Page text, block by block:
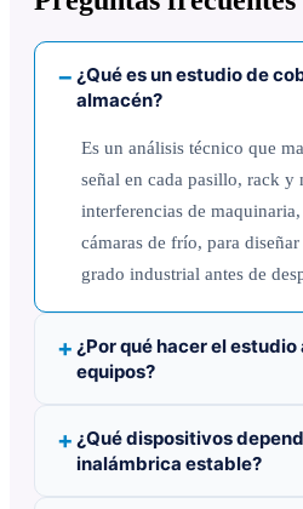
¿Qué es un estudio de
almacén?
Es un análisis técnico que
señal en cada pasillo, rack
interferencias de
cámaras de frío, para
grado industrial antes de
¿Por qué hacer el
equipos?
¿Qué dispositivos
inalámbrica estable?